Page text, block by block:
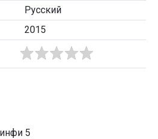
Русский
2015
5